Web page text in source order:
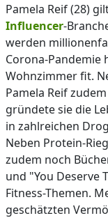
Pamela Reif (28)
Influencer-
werden
Corona-Pandemie
Wohnzimmer fit.
Pamela Reif
gründete sie die
in zahlreichen
Neben Protein-
zudem noch
und "You Deserve
Fitness-Themen.
geschätzten